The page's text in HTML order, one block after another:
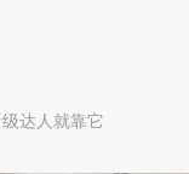
达人就靠它